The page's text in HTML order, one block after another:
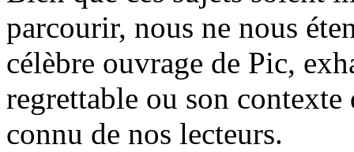
parcourir, nous ne nous
célèbre ouvrage de Pic,
regrettable ou son
connu de nos lecteurs.